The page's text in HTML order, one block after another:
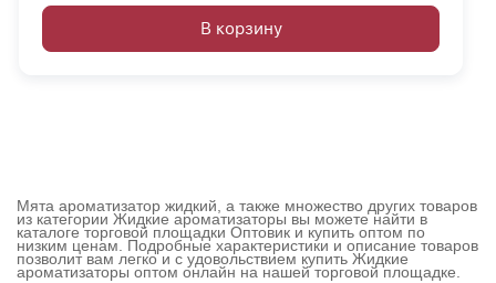
В корзину
Мята ароматизатор жидкий, а также множество других товаров
из категории Жидкие ароматизаторы вы можете найти в
каталоге торговой площадки Оптовик и купить оптом по
низким ценам. Подробные характеристики и описание товаров
позволит вам легко и с удовольствием купить Жидкие
ароматизаторы оптом онлайн на нашей торговой площадке.